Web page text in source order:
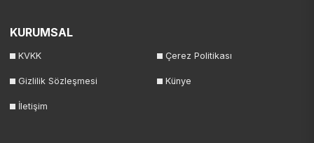
KURUMSAL
KVKK Çerez Politikası
Gizlilik Sözleşmesi Künye
İletişim